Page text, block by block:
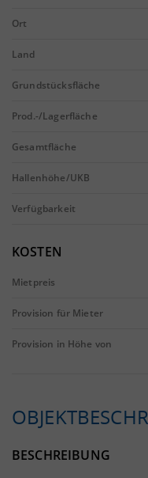
Ort
Land
Grundstücksfläche
Prod.-/Lagerfläche
Gesamtfläche
Hallenhöhe/UKB
Verfügbarkeit
KOSTEN
Mietpreis
Provision für Mieter
Provision in Höhe von
BESCHREIBUNG